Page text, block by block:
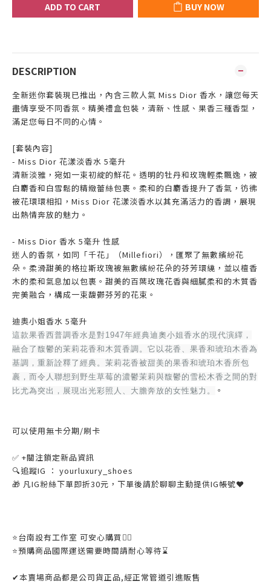
ADD TO CART BUY NOW
DESCRIPTION
全新迷你套裝現已推出，內含三款人氣 Miss Dior 香水，讓您每天
盡情享受不同香氛。精美禮盒包裝，清新、性感、果香三種香型，
滿足您每日不同的心情。
[套裝內容]
- Miss Dior 花漾淡香水 5毫升
清新淡雅，宛如一束初綻的鮮花。透明的牡丹和玫瑰輕柔飄逸，被
白麝香和白雪鬆的精緻蕾絲包裹。柔和的白麝香提升了香氣，彷彿
被花環環相扣，Miss Dior 花漾淡香水以其充滿活力的香調，展現
出熱情奔放的魅力。
- Miss Dior 香水 5毫升 性感
迷人的香氛，如同「千花」（Millefiori），匯聚了無數繽紛花
朵。柔滑甜美的格拉斯玫瑰被無數繽紛花朵的芬芳環繞，並以檀香
木的柔和氣息加以包裹。甜美的百葉玫瑰花香與細膩柔和的木質香
完美融合，構成一束馥鬱芬芳的花束。
迪奧小姐香水 5毫升
這款果香西普調香水是對1947年經典迪奧小姐香水的現代演繹，
融合了馥鬱的茉莉花香和木質香調。它以花香、果香和琥珀木香為
基調，重新詮釋了經典。茉莉花香被甜美的果香和琥珀木香所包
裹，而令人聯想到野生草莓的濃鬱茉莉與馥鬱的雪松木香之間的對
比尤為突出，展現出光彩照人、大膽奔放的女性魅力。
。
可以使用無卡分期/刷卡
✅ +關注鎖定新品資訊
🔍追蹤IG ： yourluxury_shoes
🎁 凡IG粉絲下單即折30元，下單後請於聊聊主動提供IG帳號❤
⭐️台南設有工作室 可安心購買👌🏼
⭐️預購商品國際運送需要時間請耐心等待⌛️
✔本賣場商品都是公司貨正品,經正常管道引進販售